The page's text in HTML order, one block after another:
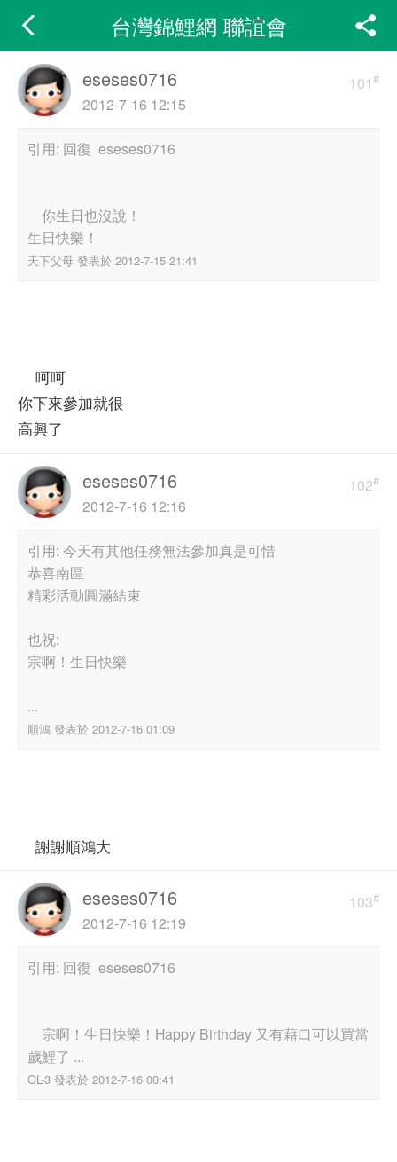
台灣錦鯉網 聯誼會
101#
eseses0716
2012-7-16 12:15
引用: 回復 eseses0716
你生日也沒說！
生日快樂！
天下父母 發表於 2012-7-15 21:41
呵呵
你下來參加就很
高興了
102#
eseses0716
2012-7-16 12:16
引用: 今天有其他任務無法參加真是可惜
恭喜南區
精彩活動圓滿結束
也祝:
宗啊！生日快樂
...
順鴻 發表於 2012-7-16 01:09
謝謝順鴻大
103#
eseses0716
2012-7-16 12:19
引用: 回復 eseses0716
宗啊！生日快樂！Happy Birthday 又有藉口可以買當
歲鯉了 ...
OL-3 發表於 2012-7-16 00:41